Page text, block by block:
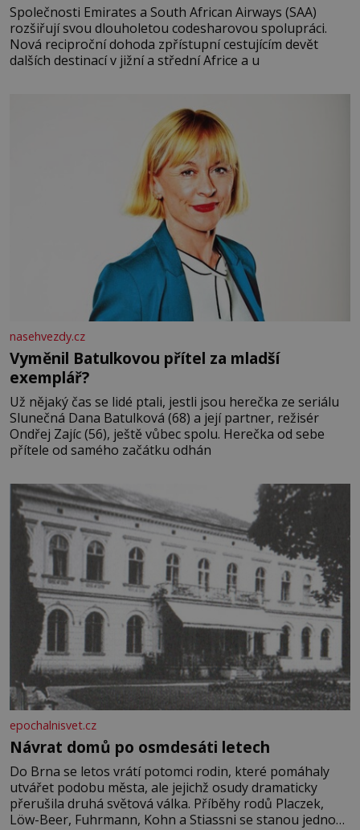
Společnosti Emirates a South African Airways (SAA)
rozšiřují svou dlouholetou codesharovou spolupráci.
Nová reciproční dohoda zpřístupní cestujícím devět
dalších destinací v jižní a střední Africe a u
nasehvezdy.cz
Vyměnil Batulkovou přítel za mladší
exemplář?
Už nějaký čas se lidé ptali, jestli jsou herečka ze seriálu
Slunečná Dana Batulková (68) a její partner, režisér
Ondřej Zajíc (56), ještě vůbec spolu. Herečka od sebe
přítele od samého začátku odhán
epochalnisvet.cz
Návrat domů po osmdesáti letech
Do Brna se letos vrátí potomci rodin, které pomáhaly
utvářet podobu města, ale jejichž osudy dramaticky
přerušila druhá světová válka. Příběhy rodů Placzek,
Löw-Beer, Fuhrmann, Kohn a Stiassni se stanou jednou